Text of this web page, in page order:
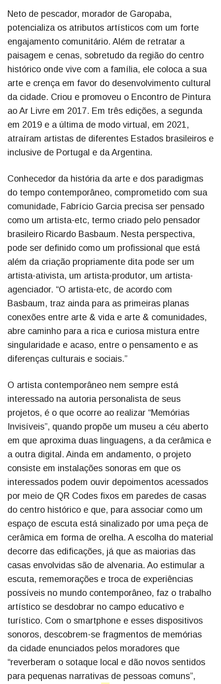
Neto de pescador, morador de Garopaba,
potencializa os atributos artísticos com um forte
engajamento comunitário. Além de retratar a
paisagem e cenas, sobretudo da região do centro
histórico onde vive com a família, ele coloca a sua
arte e crença em favor do desenvolvimento cultural
da cidade. Criou e promoveu o Encontro de Pintura
ao Ar Livre em 2017. Em três edições, a segunda
em 2019 e a última de modo virtual, em 2021,
atraíram artistas de diferentes Estados brasileiros e
inclusive de Portugal e da Argentina.
Conhecedor da história da arte e dos paradigmas
do tempo contemporâneo, comprometido com sua
comunidade, Fabrício Garcia precisa ser pensado
como um artista-etc, termo criado pelo pensador
brasileiro Ricardo Basbaum. Nesta perspectiva,
pode ser definido como um profissional que está
além da criação propriamente dita pode ser um
artista-ativista, um artista-produtor, um artista-
agenciador. “O artista-etc, de acordo com
Basbaum, traz ainda para as primeiras planas
conexões entre arte & vida e arte & comunidades,
abre caminho para a rica e curiosa mistura entre
singularidade e acaso, entre o pensamento e as
diferenças culturais e sociais.”
O artista contemporâneo nem sempre está
interessado na autoria personalista de seus
projetos, é o que ocorre ao realizar “Memórias
Invisíveis”, quando propõe um museu a céu aberto
em que aproxima duas linguagens, a da cerâmica e
a outra digital. Ainda em andamento, o projeto
consiste em instalações sonoras em que os
interessados podem ouvir depoimentos acessados
por meio de QR Codes fixos em paredes de casas
do centro histórico e que, para associar como um
espaço de escuta está sinalizado por uma peça de
cerâmica em forma de orelha. A escolha do material
decorre das edificações, já que as maiorias das
casas envolvidas são de alvenaria. Ao estimular a
escuta, rememorações e troca de experiências
possíveis no mundo contemporâneo, faz o trabalho
artístico se desdobrar no campo educativo e
turístico. Com o smartphone e esses dispositivos
sonoros, descobrem-se fragmentos de memórias
da cidade enunciados pelos moradores que
“reverberam o sotaque local e dão novos sentidos
para pequenas narrativas de pessoas comuns”,